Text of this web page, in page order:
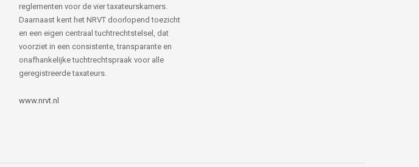
reglementen voor de vier taxateurskamers.
Daarnaast kent het NRVT doorlopend toezicht
en een eigen centraal tuchtrechtstelsel, dat
voorziet in een consistente, transparante en
onafhankelijke tuchtrechtspraak voor alle
geregistreerde taxateurs.
www.nrvt.nl